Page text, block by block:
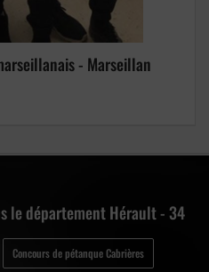
- Marseillan
le département Hérault - 34
Concours de pétanque Cabrières